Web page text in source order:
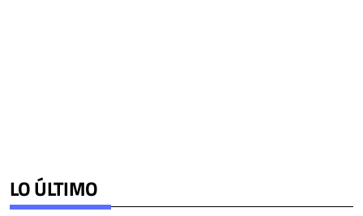
LO ÚLTIMO